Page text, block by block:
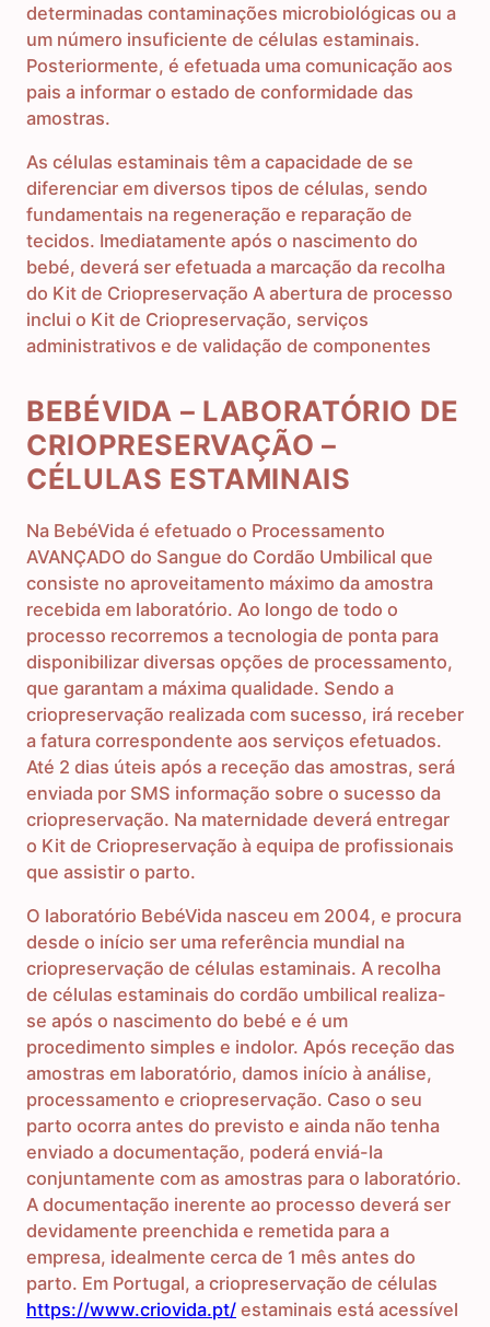
determinadas contaminações microbiológicas ou a
um número insuficiente de células estaminais.
Posteriormente, é efetuada uma comunicação aos
pais a informar o estado de conformidade das
amostras.
As células estaminais têm a capacidade de se
diferenciar em diversos tipos de células, sendo
fundamentais na regeneração e reparação de
tecidos. Imediatamente após o nascimento do
bebé, deverá ser efetuada a marcação da recolha
do Kit de Criopreservação A abertura de processo
inclui o Kit de Criopreservação, serviços
administrativos e de validação de componentes
BEBÉVIDA – LABORATÓRIO DE
CRIOPRESERVAÇÃO –
CÉLULAS ESTAMINAIS
Na BebéVida é efetuado o Processamento
AVANÇADO do Sangue do Cordão Umbilical que
consiste no aproveitamento máximo da amostra
recebida em laboratório. Ao longo de todo o
processo recorremos a tecnologia de ponta para
disponibilizar diversas opções de processamento,
que garantam a máxima qualidade. Sendo a
criopreservação realizada com sucesso, irá receber
a fatura correspondente aos serviços efetuados.
Até 2 dias úteis após a receção das amostras, será
enviada por SMS informação sobre o sucesso da
criopreservação. Na maternidade deverá entregar
o Kit de Criopreservação à equipa de profissionais
que assistir o parto.
O laboratório BebéVida nasceu em 2004, e procura
desde o início ser uma referência mundial na
criopreservação de células estaminais. A recolha
de células estaminais do cordão umbilical realiza-
se após o nascimento do bebé e é um
procedimento simples e indolor. Após receção das
amostras em laboratório, damos início à análise,
processamento e criopreservação. Caso o seu
parto ocorra antes do previsto e ainda não tenha
enviado a documentação, poderá enviá-la
conjuntamente com as amostras para o laboratório.
A documentação inerente ao processo deverá ser
devidamente preenchida e remetida para a
empresa, idealmente cerca de 1 mês antes do
parto. Em Portugal, a criopreservação de células
https://www.criovida.pt/ estaminais está acessível